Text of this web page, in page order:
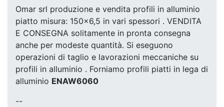
Omar srl produzione e vendita profili in alluminio
piatto misura: 150x6,5 in vari spessori . VENDITA
E CONSEGNA solitamente in pronta consegna
anche per modeste quantità. Si eseguono
operazioni di taglio e lavorazioni meccaniche su
profili in alluminio . Forniamo profili piatti in lega di
alluminio ENAW6060
--